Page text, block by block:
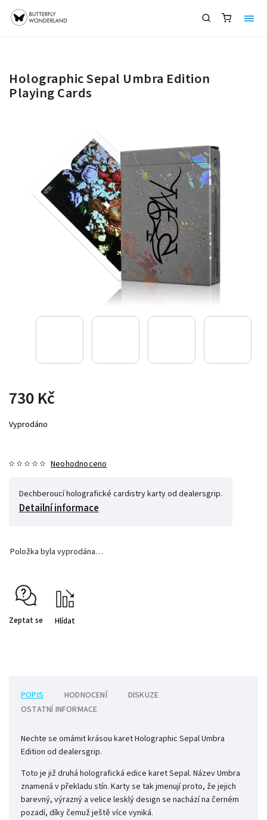
Holographic Sepal Umbra Edition
Playing Cards
730 Kč
Vyprodáno
Neohodnoceno
Dechberoucí holografické cardistry karty od dealersgrip.
Detailní informace
Položka byla vyprodána…
Zeptat se Hlídat
POPIS HODNOCENÍ
DISKUZE
OSTATNÍ INFORMACE
Nechte se omámit krásou karet Holographic Sepal Umbra
Edition od dealersgrip.
Toto je již druhá holografická edice karet Sepal. Název Umbra
znamená v překladu stín. Karty se tak jmenují proto, že jejich
barevný, výrazný a velice lesklý design se nachází na černém
pozadí, díky čemuž ještě více vyniká.